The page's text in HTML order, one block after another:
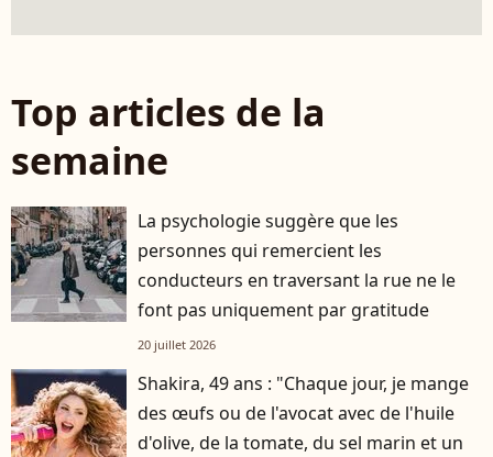
Top articles de la
semaine
La psychologie suggère que les
personnes qui remercient les
conducteurs en traversant la rue ne le
font pas uniquement par gratitude
20 juillet 2026
Shakira, 49 ans : "Chaque jour, je mange
des œufs ou de l'avocat avec de l'huile
d'olive, de la tomate, du sel marin et un